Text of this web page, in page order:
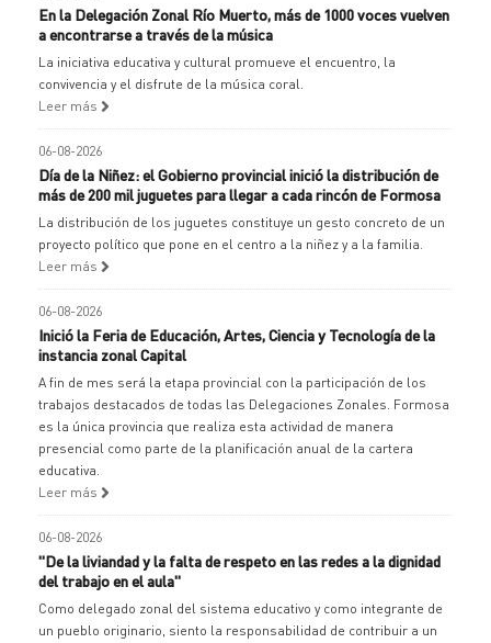
En la Delegación Zonal Río Muerto, más de 1000 voces vuelven
a encontrarse a través de la música
La iniciativa educativa y cultural promueve el encuentro, la
convivencia y el disfrute de la música coral.
Leer más
06-08-2026
Día de la Niñez: el Gobierno provincial inició la distribución de
más de 200 mil juguetes para llegar a cada rincón de Formosa
La distribución de los juguetes constituye un gesto concreto de un
proyecto político que pone en el centro a la niñez y a la familia.
Leer más
06-08-2026
Inició la Feria de Educación, Artes, Ciencia y Tecnología de la
instancia zonal Capital
A fin de mes será la etapa provincial con la participación de los
trabajos destacados de todas las Delegaciones Zonales. Formosa
es la única provincia que realiza esta actividad de manera
presencial como parte de la planificación anual de la cartera
educativa.
Leer más
06-08-2026
"De la liviandad y la falta de respeto en las redes a la dignidad
del trabajo en el aula"
Como delegado zonal del sistema educativo y como integrante de
un pueblo originario, siento la responsabilidad de contribuir a un